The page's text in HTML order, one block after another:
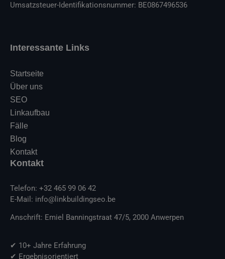
Umsatzsteuer-Identifikationsnummer: BE0867496536
Interessante Links
Startseite
Über uns
SEO
Linkaufbau
Fälle
Blog
Kontakt
Kontakt
Telefon: +32 465 99 06 42
E-Mail: info@linkbuildingseo.be
Anschrift: Emiel Banningstraat 47/5, 2000 Anwerpen
✔ 10+ Jahre Erfahrung
✔ Ergebnisorientiert